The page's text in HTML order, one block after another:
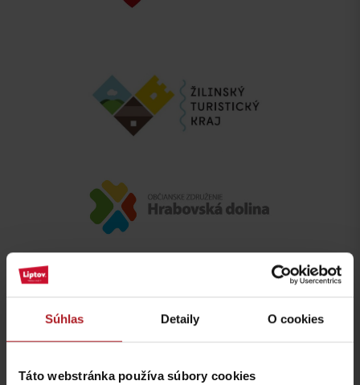
Súhlas Detaily O cookies
Táto webstránka používa súbory cookies